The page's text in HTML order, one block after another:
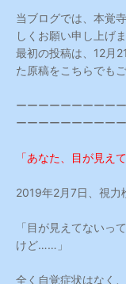
当ブログでは、本覚
しくお願い申し上げま
最初の投稿は、12月
た原稿をこちらでも
ーーーーーーーーー
ーーーーーーーーー
「あなた、目が見え
2019年2月7日、視力
「目が見えてない
けど……」
全く自覚症状はなく